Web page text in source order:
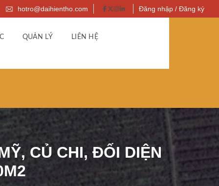
hotro@daihientho.com Đăng nhập / Đăng ký
QUẢN LÝ LIÊN HỆ
CỦ CHI, ĐỐI DIỆN